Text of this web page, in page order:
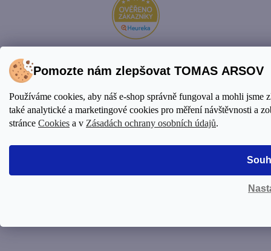
Pomozte nám zlepšovat TOMAS ARSOV
Používáme cookies, aby náš e-shop správně fungoval a mohli jsme
také analytické a marketingové cookies pro měření návštěvnosti a
stránce Cookies a v Zásadách ochrany osobních údajů.
Shop. Všechna práva vyhrazena.Upravit nastavení cookies